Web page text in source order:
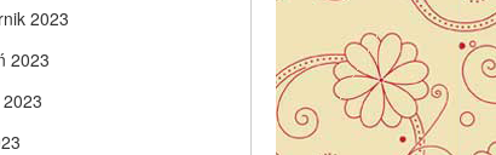
2023
2023